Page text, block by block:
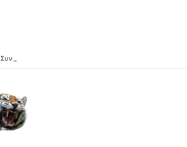
Συναγερμός για κραχ τύπου 1929 και τραπεζική κατάρρευση